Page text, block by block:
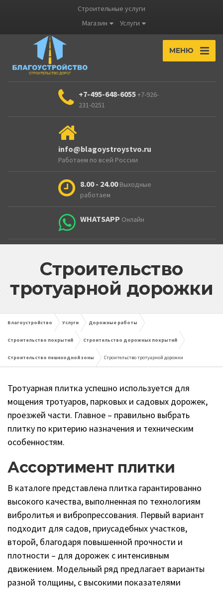
Строительные услуги
Магазин
Услуги
МЕНЮ
+7-495-648-6055+7-926-
231-0251
info@blagoystroystvo.ru
Работаем по всей России
8.00 - 24.00 Выходные
работаем
WHATSAPP Онлайн
Строительство
тротуарной дорожки
Благоустройство Услуги Дорожные работы
Строительство покрытий Строительство дорожных покрытий
Строительство пешеходной зоны Строительство тротуарной дорожки
Тротуарная плитка успешно используется для
мощения тротуаров, парковых и садовых дорожек,
проезжей части. Главное – правильно выбрать
плитку по критерию назначения и техническим
особенностям.
Ассортимент плитки
В каталоге представлена плитка гарантированно
высокого качества, выполненная по технологиям
вибролитья и вибропрессования. Первый вариант
подходит для садов, приусадебных участков,
второй, благодаря повышенной прочности и
плотности – для дорожек с интенсивным
движением. Модельный ряд предлагает варианты
разной толщины, с высокими показателями